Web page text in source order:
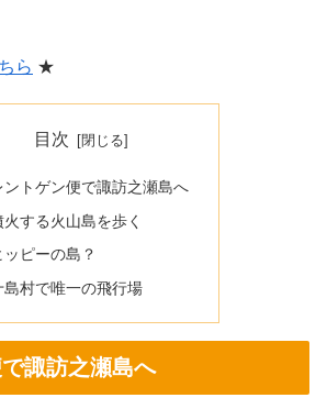
ら ★
目次
ントゲン便で諏訪之瀬島へ
火する火山島を歩く
ッピーの島？
島村で唯一の飛行場
諏訪之瀬島へ